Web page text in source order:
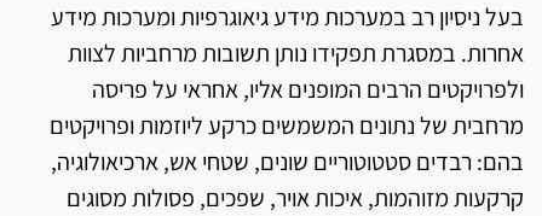
בעל ניסיון רב במערכות מידע גיאוגרפיות ומערכות מידע
אחרות. במסגרת תפקידו נותן תשובות מרחביות לצוות
ולפרויקטים הרבים המופנים אליו, אחראי על פריסה
מרחבית של נתונים המשמשים כרקע ליוזמות ופרויקטים
בהם: רבדים סטטוטוריים שונים, שטחי אש, ארכיאולוגיה,
קרקעות מזוהמות, איכות אויר, שפכים, פסולות מסוגים